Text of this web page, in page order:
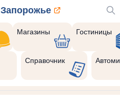
Запорожье
Магазины Гостиницы
Справочник